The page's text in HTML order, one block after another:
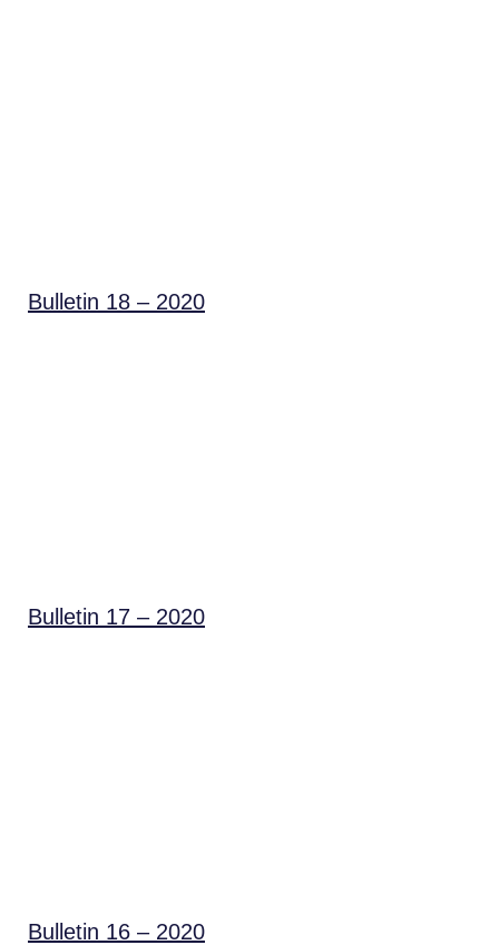
Bulletin 18 – 2020
Bulletin 17 – 2020
Bulletin 16 – 2020